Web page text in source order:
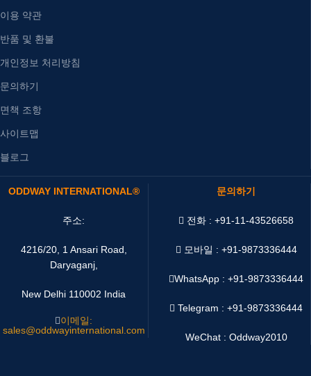
이용 약관
반품 및 환불
개인정보 처리방침
문의하기
면책 조항
사이트맵
블로그
ODDWAY INTERNATIONAL®
주소:
4216/20, 1 Ansari Road,
Daryaganj,
New Delhi 110002 India
이메일:
sales@oddwayinternational.com
문의하기
전화 : +91-11-43526658
모바일 : +91-9873336444
WhatsApp :+91-9873336444
Telegram : +91-9873336444
WeChat : Oddway2010